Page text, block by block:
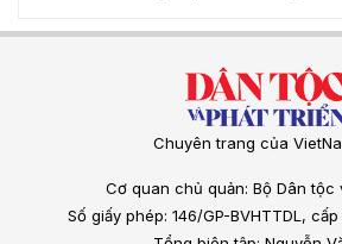
Chuyên trang của
Cơ quan chủ quản: Bộ Dân tộc
Số giấy phép: 146/GP-BVHTTDL,